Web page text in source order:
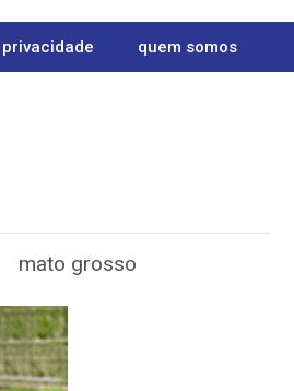
quem somos
mato grosso